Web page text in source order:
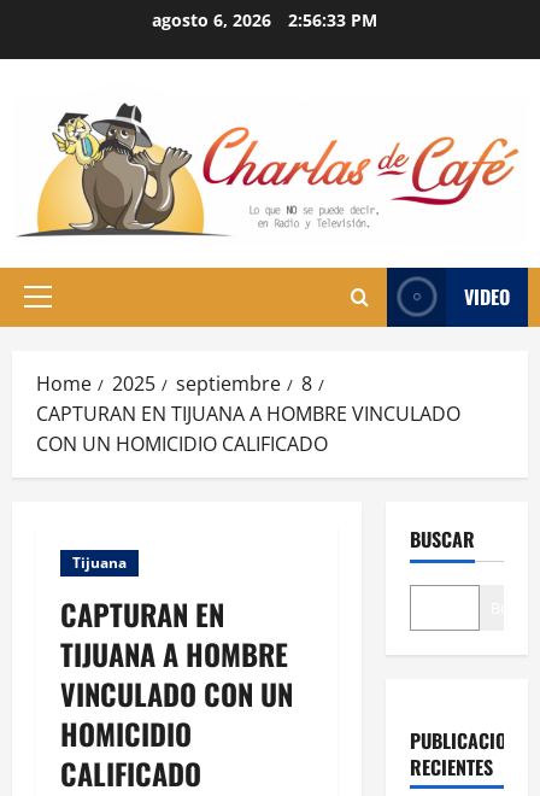
agosto 6, 2026 2:56:34 PM
Primary
VIDEO
Home 2025 septiembre
8
CAPTURAN EN TIJUANA A HOMBRE VINCULADO
CON UN HOMICIDIO CALIFICADO
Tijuana
CAPTURAN EN
TIJUANA A HOMBRE
VINCULADO CON UN
HOMICIDIO
CALIFICADO
BUSCAR
PUBLICACIONES
RECIENTES